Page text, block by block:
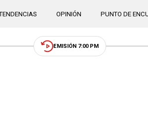
OPINIÓN PUNTO DE
EMISIÓN 7:00 PM